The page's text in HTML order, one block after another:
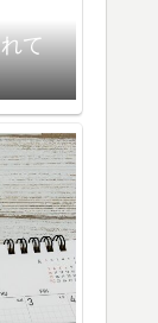
て